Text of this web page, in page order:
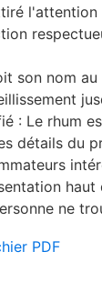
son nom
: Le rhum
détails du
haut
ne
PDF